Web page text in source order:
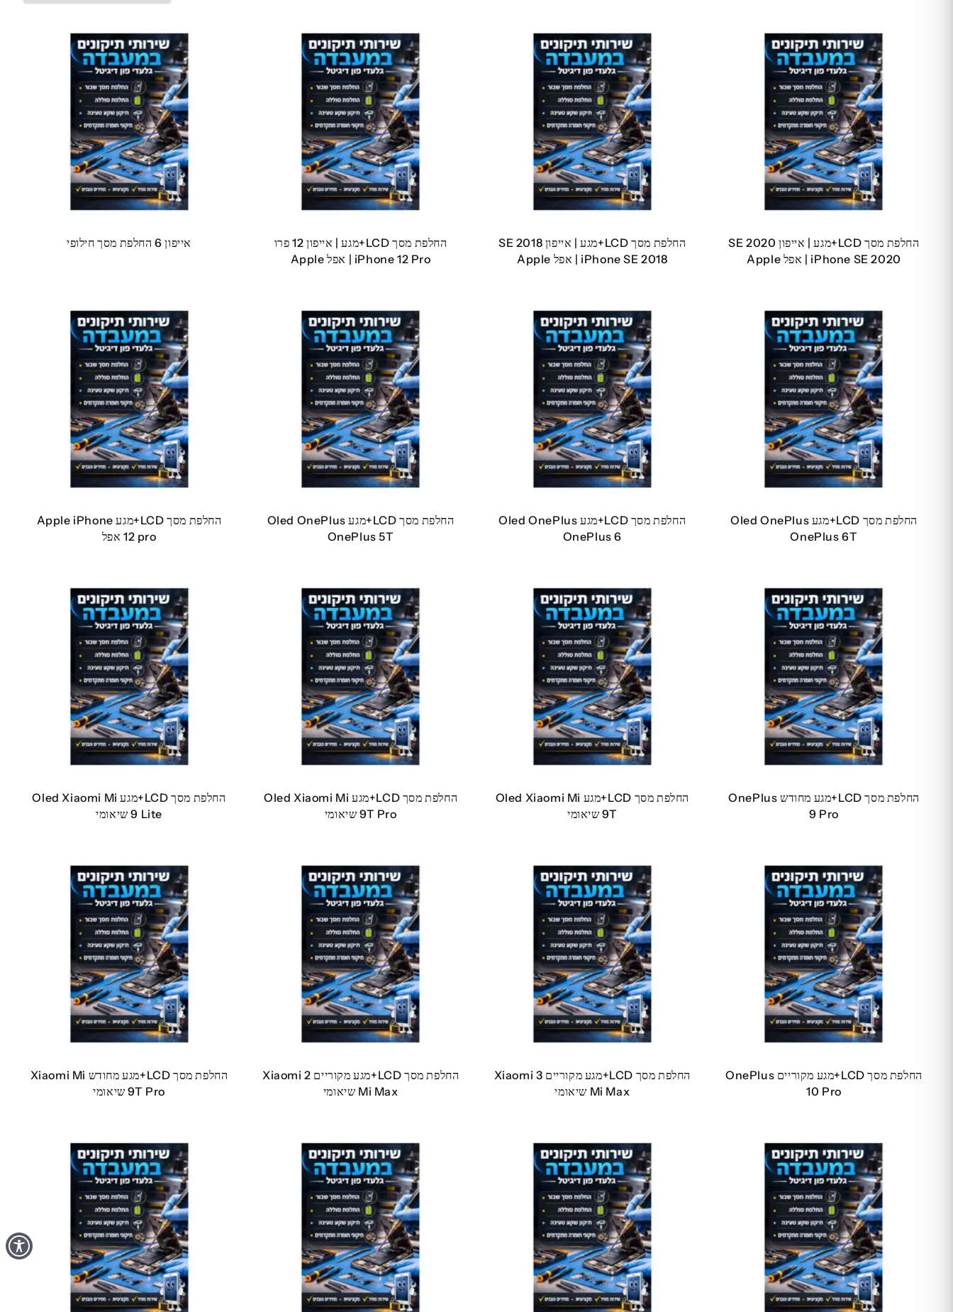
אייפון 6 החלפת מסך חילופי
החלפת מסך LCD+מגע | אייפון 12 פרו
iPhone 12 Pro | אפל Apple
החלפת מסך LCD+מגע | אייפון SE 2018
iPhone SE 2018 | אפל Apple
החלפת מסך LCD+מגע | אייפון SE 2020
iPhone SE 2020 | אפל Apple
החלפת מסך LCD+מגע Apple iPhone
12 pro אפל
החלפת מסך LCD+מגע Oled OnePlus
OnePlus 5T
החלפת מסך LCD+מגע Oled OnePlus
OnePlus 6
החלפת מסך LCD+מגע Oled OnePlus
OnePlus 6T
החלפת מסך LCD+מגע Oled Xiaomi Mi
9 Lite שיאומי
החלפת מסך LCD+מגע Oled Xiaomi Mi
9T Pro שיאומי
החלפת מסך LCD+מגע Oled Xiaomi Mi
9T שיאומי
החלפת מסך LCD+מגע מחודש OnePlus
9 Pro
החלפת מסך LCD+מגע מחודש Xiaomi Mi
9T Pro שיאומי
החלפת מסך LCD+מגע מקוריים 2 Xiaomi
Mi Max שיאומי
החלפת מסך LCD+מגע מקוריים 3 Xiaomi
Mi Max שיאומי
החלפת מסך LCD+מגע מקוריים OnePlus
10 Pro